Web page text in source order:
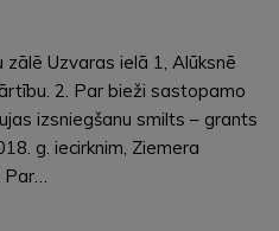
Uzvaras ielā 1, Alūksnē
2. Par bieži sastopamo
izsniegšanu smilts – grants
g. iecirknim, Ziemera